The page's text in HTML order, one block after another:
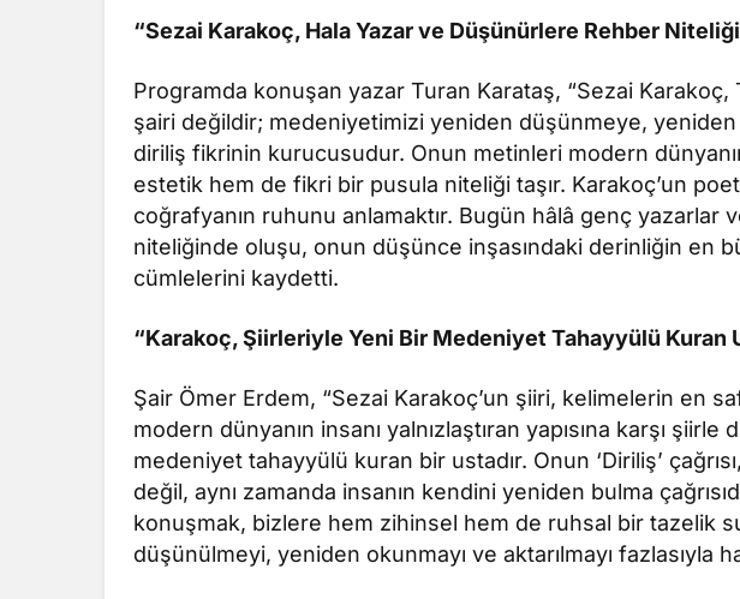
“Sezai Karakoç, Hala Yazar ve Düşünürlere Rehber
Programda konuşan yazar Turan Karataş, “Sezai Karakoç,
şairi değildir; medeniyetimizi yeniden düşünmeye, yeniden
diriliş fikrinin kurucusudur. Onun metinleri modern
estetik hem de fikri bir pusula niteliği taşır. Karakoç’un
coğrafyanın ruhunu anlamaktır. Bugün hâlâ genç
niteliğinde oluşu, onun düşünce inşasındaki derinliğin en
cümlelerini kaydetti.
“Karakoç, Şiirleriyle Yeni Bir Medeniyet Tahayyülü Kuran
Şair Ömer Erdem, “Sezai Karakoç’un şiiri, kelimelerin en
modern dünyanın insanı yalnızlaştıran yapısına karşı
medeniyet tahayyülü kuran bir ustadır. Onun ‘Diriliş’
değil, aynı zamanda insanın kendini yeniden bulma
konuşmak, bizlere hem zihinsel hem de ruhsal bir tazelik
düşünülmeyi, yeniden okunmayı ve aktarılmayı fazlasıyla